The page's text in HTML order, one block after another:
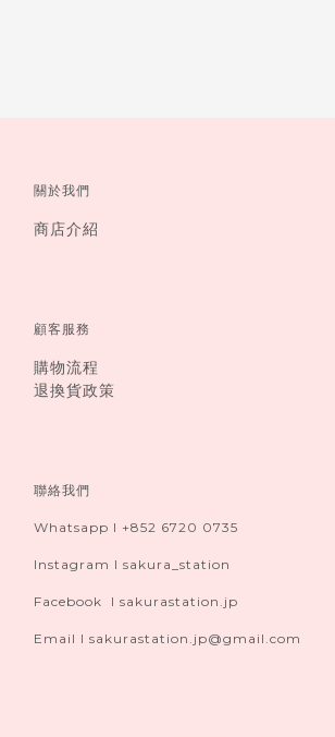
關於我們
商店介紹
顧客服務
購物流程
退換貨政策
聯絡我們
Whatsapp I +852 6720 0735
Instagram I sakura_station
Facebook I sakurastation.jp
Email I sakurastation.jp@gmail.com